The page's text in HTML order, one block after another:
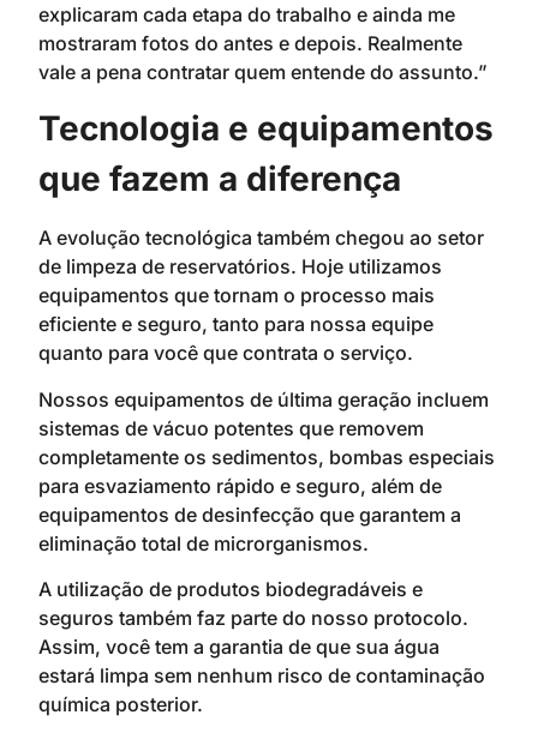
explicaram cada etapa do trabalho e ainda me
mostraram fotos do antes e depois. Realmente
vale a pena contratar quem entende do assunto.”
Tecnologia e equipamentos
que fazem a diferença
A evolução tecnológica também chegou ao setor
de limpeza de reservatórios. Hoje utilizamos
equipamentos que tornam o processo mais
eficiente e seguro, tanto para nossa equipe
quanto para você que contrata o serviço.
Nossos equipamentos de última geração incluem
sistemas de vácuo potentes que removem
completamente os sedimentos, bombas especiais
para esvaziamento rápido e seguro, além de
equipamentos de desinfecção que garantem a
eliminação total de microrganismos.
A utilização de produtos biodegradáveis e
seguros também faz parte do nosso protocolo.
Assim, você tem a garantia de que sua água
estará limpa sem nenhum risco de contaminação
química posterior.